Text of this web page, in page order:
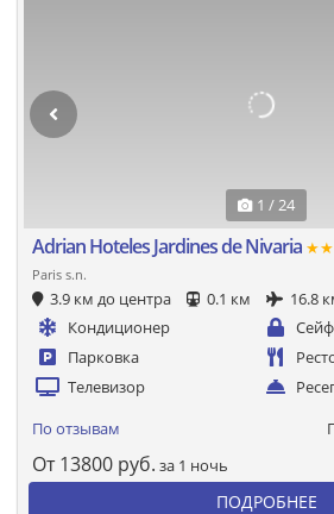
1 / 24
Adrian Hoteles Jardines de Nivaria
Paris s.n.
3.9 км до центра 0.1 км
16.8
Кондиционер
Сейф
Парковка
Телевизор
По отзывам
От 13800 руб. за 1 ночь
ПОДРОБНЕЕ